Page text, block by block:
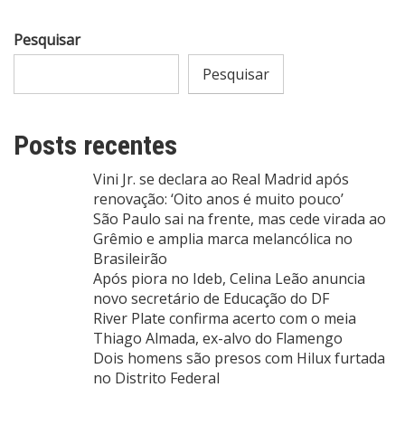
Pesquisar
Pesquisar
Posts recentes
Vini Jr. se declara ao Real Madrid após
renovação: ‘Oito anos é muito pouco’
São Paulo sai na frente, mas cede virada ao
Grêmio e amplia marca melancólica no
Brasileirão
Após piora no Ideb, Celina Leão anuncia
novo secretário de Educação do DF
River Plate confirma acerto com o meia
Thiago Almada, ex-alvo do Flamengo
Dois homens são presos com Hilux furtada
no Distrito Federal